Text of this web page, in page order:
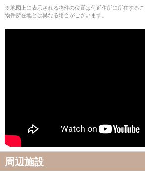
※地図上に表示される物件の位置は付近住所に所在する
物件所在地とは異なる場合がございます。
周辺施設